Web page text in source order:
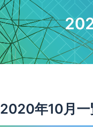
2020年10月一